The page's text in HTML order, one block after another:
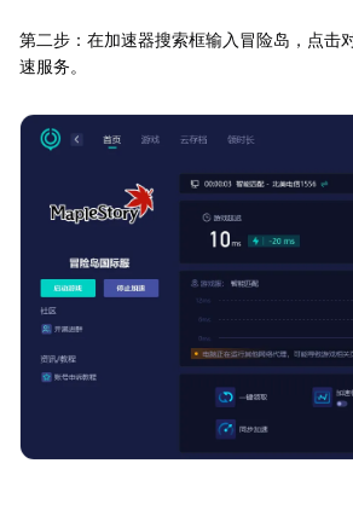
第二步：在加速器搜索框输入冒险岛，点击
速服务。